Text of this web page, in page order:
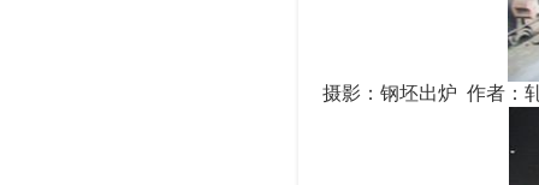
摄影：钢坯出炉 作者：